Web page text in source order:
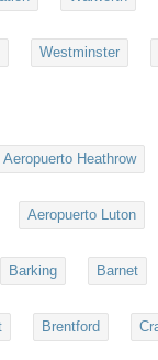
Westminster
Aeropuerto Heathrow
Aeropuerto Luton
Barking Barnet
Brentford